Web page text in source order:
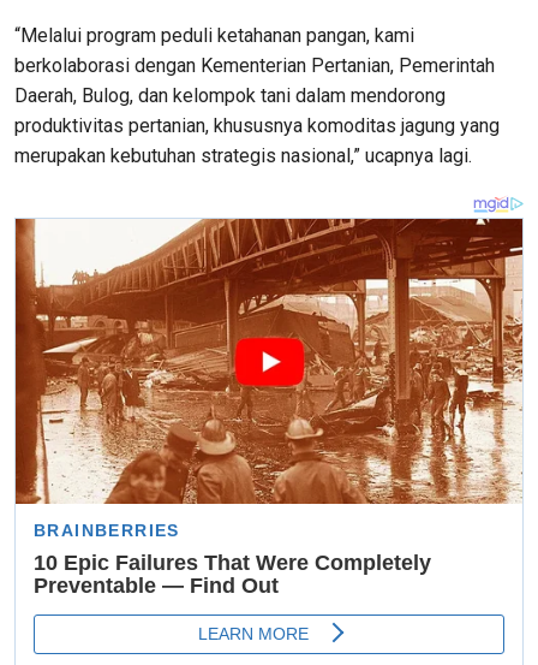
“Melalui program peduli ketahanan pangan, kami
berkolaborasi dengan Kementerian Pertanian, Pemerintah
Daerah, Bulog, dan kelompok tani dalam mendorong
produktivitas pertanian, khususnya komoditas jagung yang
merupakan kebutuhan strategis nasional,” ucapnya lagi.